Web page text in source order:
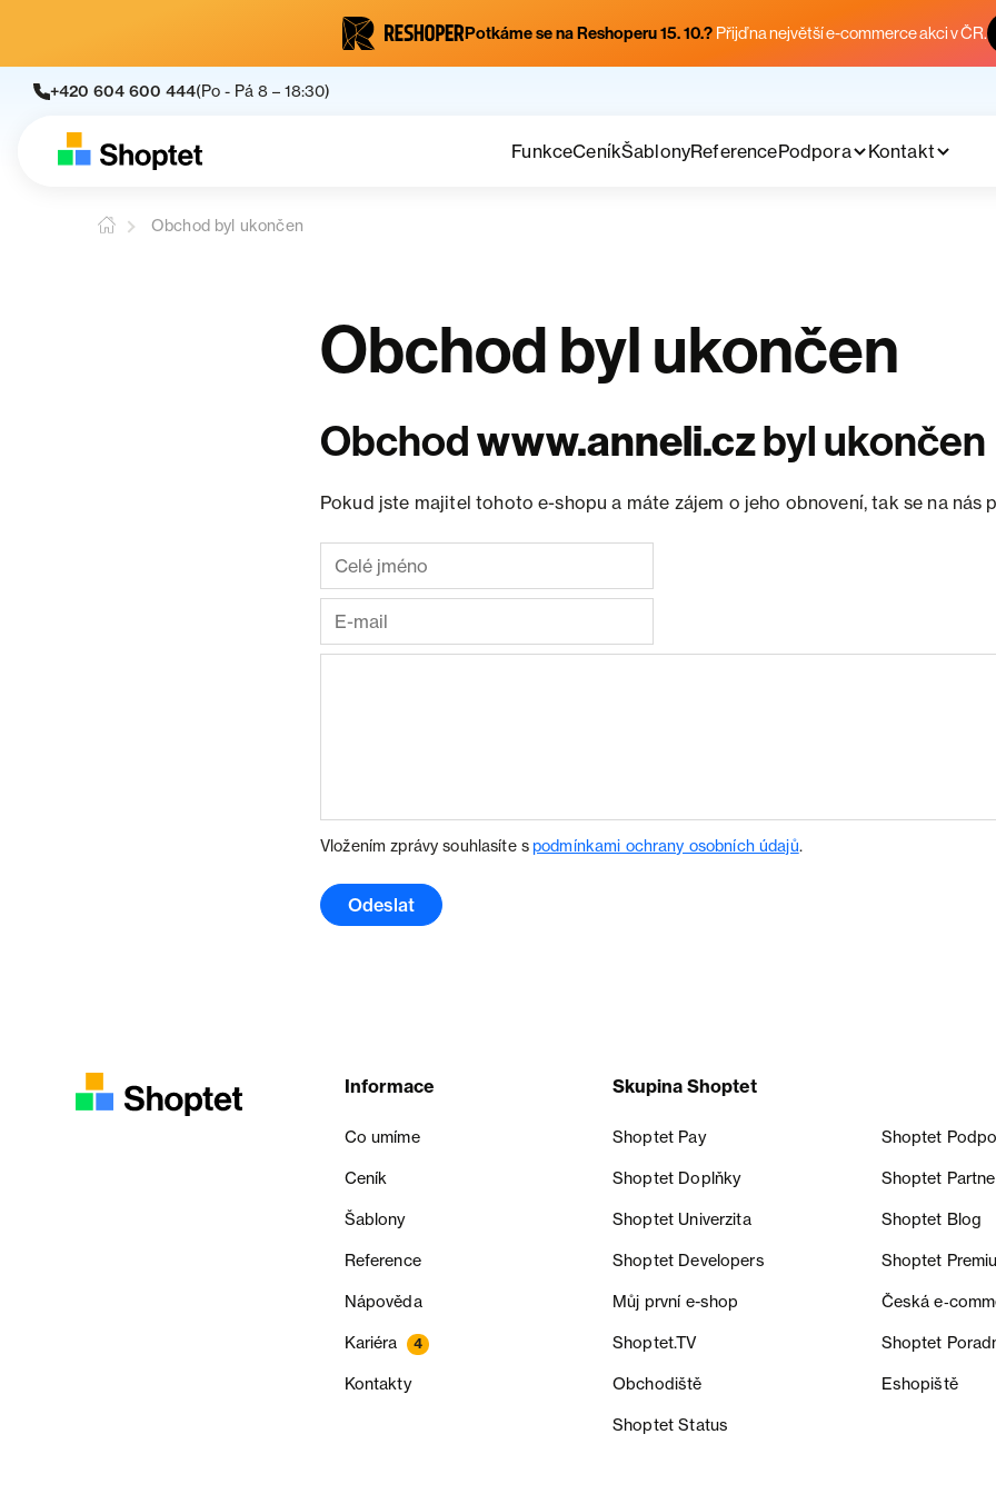
Potkáme se na Reshoperu 15. 10.? Přijď na největší e-commerce akci v ČR.
+420 604 600 444(Po - Pá 8 – 18:30)
FunkceCeníkŠablonyReferencePodpora Kontakt
Obchod byl ukončen
Obchod byl ukončen
Obchodwww.anneli.czbyl ukončen
Pokud jste majitel tohoto e-shopu a máte zájem o jeho obnovení, tak se na nás
Vložením zprávy souhlasíte spodmínkami ochrany osobních údajů.
Odeslat
Informace
Co umíme
Ceník
Šablony
Reference
Nápověda
Kariéra 4
Kontakty
Skupina Shoptet
Shoptet Pay Shoptet
Shoptet Doplňky Shoptet
Shoptet Univerzita Shoptet Blog
Shoptet Developers Shoptet
Můj první e-shop Česká
Shoptet.TV Shoptet
Obchodiště Eshopiště
Shoptet Status